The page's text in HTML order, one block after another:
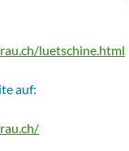
luetschine.html
auf: